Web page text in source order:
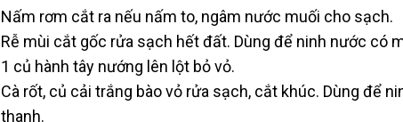
Nấm rơm cắt ra nếu nấm to, ngâm nước muối cho sạch.
Rễ mùi cắt gốc rửa sạch hết đất. Dùng để ninh nước có
1 củ hành tây nướng lên lột bỏ vỏ.
Cà rốt, củ cải trắng bào vỏ rửa sạch, cắt khúc. Dùng để
thanh.